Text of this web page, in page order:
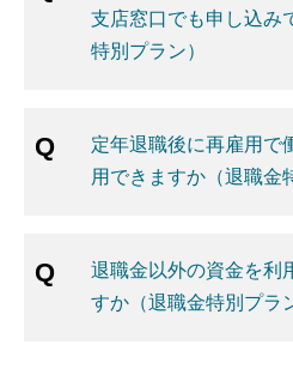
支店窓口でも申し込み
特別プラン）
定年退職後に再雇用で
用できますか（退職金
退職金以外の資金を利
すか（退職金特別プラ